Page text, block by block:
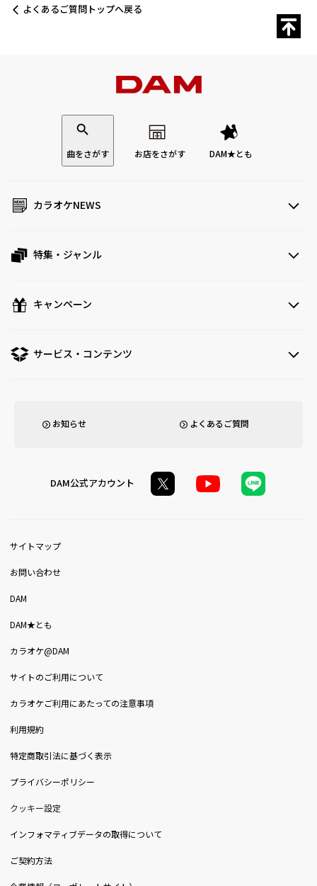
よくあるご質問トップへ戻る
曲をさがす お店をさがす DAM★とも
カラオケNEWS
特集・ジャンル
キャンペーン
サービス・コンテンツ
お知らせ よくあるご質問
DAM公式アカウント
サイトマップ
お問い合わせ
DAM
DAM★とも
カラオケ@DAM
サイトのご利用について
カラオケご利用にあたっての注意事項
利用規約
特定商取引法に基づく表示
プライバシーポリシー
クッキー設定
インフォマティブデータの取得について
ご契約方法